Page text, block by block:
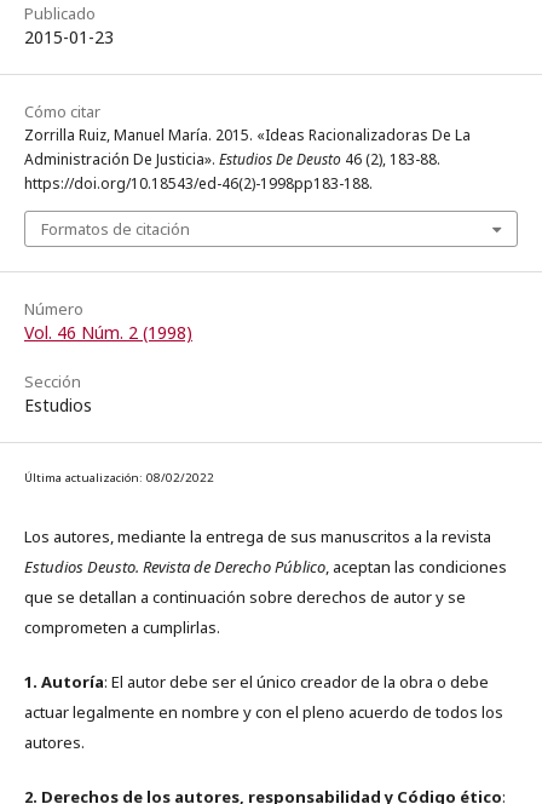
Publicado
2015-01-23
Cómo citar
Zorrilla Ruiz, Manuel María. 2015. «Ideas Racionalizadoras De La
Administración De Justicia». Estudios De Deusto 46 (2), 183-88.
https://doi.org/10.18543/ed-46(2)-1998pp183-188.
Formatos de citación
Número
Vol. 46 Núm. 2 (1998)
Sección
Estudios
Última actualización: 08/02/2022
Los autores, mediante la entrega de sus manuscritos a la revista
Estudios Deusto. Revista de Derecho Público, aceptan las condiciones
que se detallan a continuación sobre derechos de autor y se
comprometen a cumplirlas.
1. Autoría: El autor debe ser el único creador de la obra o debe
actuar legalmente en nombre y con el pleno acuerdo de todos los
autores.
2. Derechos de los autores, responsabilidad y Código ético: